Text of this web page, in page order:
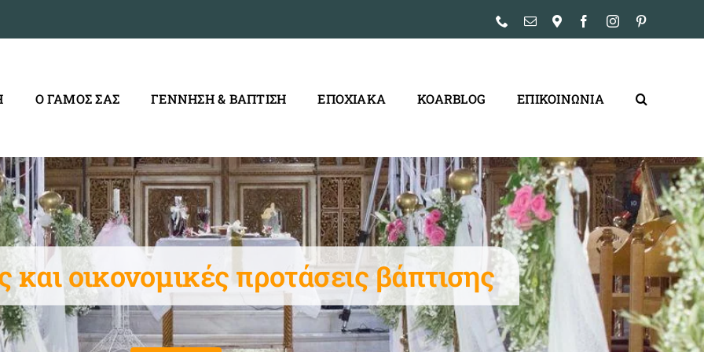
PhoneEmailΡυσίουFacebookInstagram
Ο ΓΑΜΟΣ ΣΑΣ ΓΕΝΝΗΣΗ & ΒΑΠΤΙΣΗ ΕΠΟΧΙΑΚΑ KOARBLOG ΕΠΙΚΟΙΝΩΝΙΑ
και οικονομικές προτάσεις βάπτισης